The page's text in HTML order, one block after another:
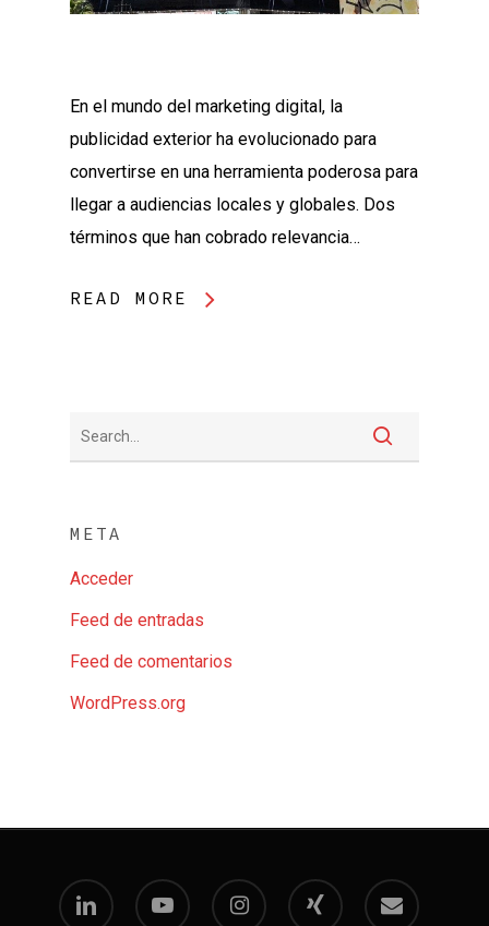
En el mundo del marketing digital, la
publicidad exterior ha evolucionado para
convertirse en una herramienta poderosa para
llegar a audiencias locales y globales. Dos
términos que han cobrado relevancia…
READ MORE
META
Acceder
Feed de entradas
Feed de comentarios
WordPress.org
linkedin youtube instagram xing email